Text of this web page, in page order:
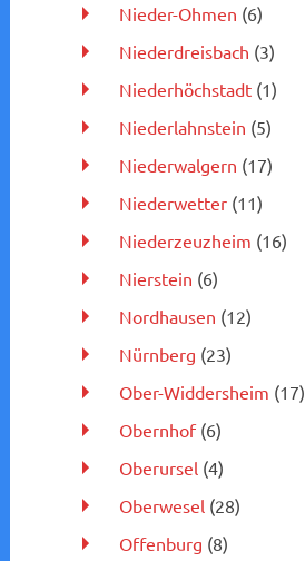
Nieder-Ohmen (6)
Niederdreisbach (3)
Niederhöchstadt(1)
Niederlahnstein (5)
Niederwalgern (17)
Niederwetter(11)
Niederzeuzheim (16)
Nierstein (6)
Nordhausen (12)
Nürnberg (23)
Ober-Widdersheim (17)
Obernhof(6)
Oberursel (4)
Oberwesel (28)
Offenburg (8)